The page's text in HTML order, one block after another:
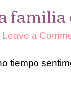
familia
Leave a
tiempo